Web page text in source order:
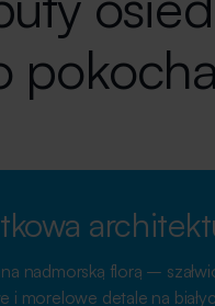
nadmorską florą –
i morelowe detale na